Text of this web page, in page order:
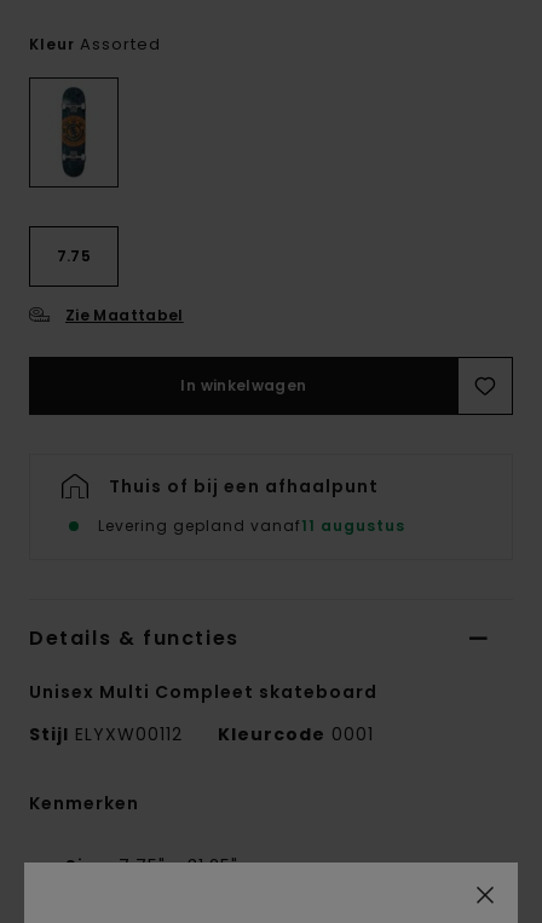
Kleur Assorted
7.75
Zie Maattabel
In winkelwagen
Thuis of bij een afhaalpunt
Levering gepland vanaf11 augustus
Details & functies
Unisex Multi Compleet skateboard
Stijl ELYXW00112 Kleurcode 0001
Kenmerken
Size:7.75" x 31.25"